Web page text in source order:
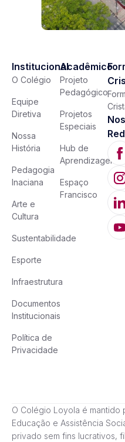
Institucional
O Colégio
Equipe
Diretiva
Nossa
História
Pedagogia
Inaciana
Arte e
Cultura
Sustentabilidade
Esporte
Infraestrutura
Documentos
Institucionais
Política de
Privacidade
Acadêmico
Projeto
Pedagógico
Projetos
Especiais
Hub de
Aprendizagem
Espaço
Francisco
O Colégio Loyola é
Educação e Assistência
privado sem fins lucrativos,